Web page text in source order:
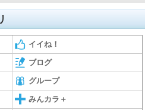
イイね！
ブログ
グループ
みんカラ＋